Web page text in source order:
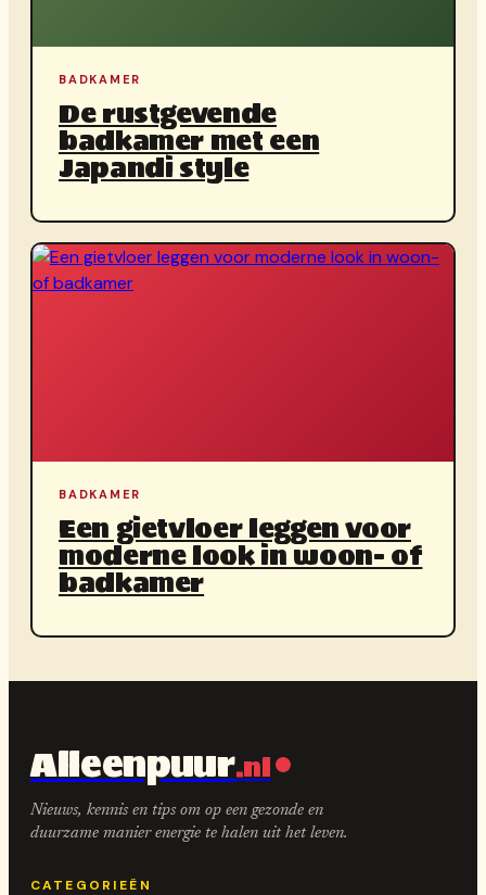
BADKAMER
De rustgevende
badkamer met een
Japandi style
BADKAMER
Een gietvloer leggen voor
moderne look in woon- of
badkamer
Alleenpuur.nl
Nieuws, kennis en tips om op een gezonde en
duurzame manier energie te halen uit het leven.
CATEGORIEËN